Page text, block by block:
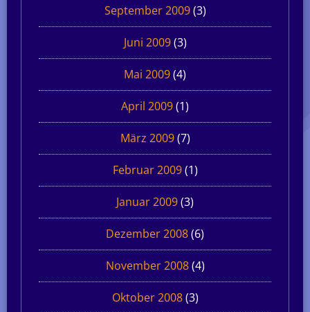
September 2009(3)
Juni 2009(3)
Mai 2009(4)
April 2009(1)
März 2009(7)
Februar 2009(1)
Januar 2009(3)
Dezember 2008(6)
November 2008(4)
Oktober 2008(3)